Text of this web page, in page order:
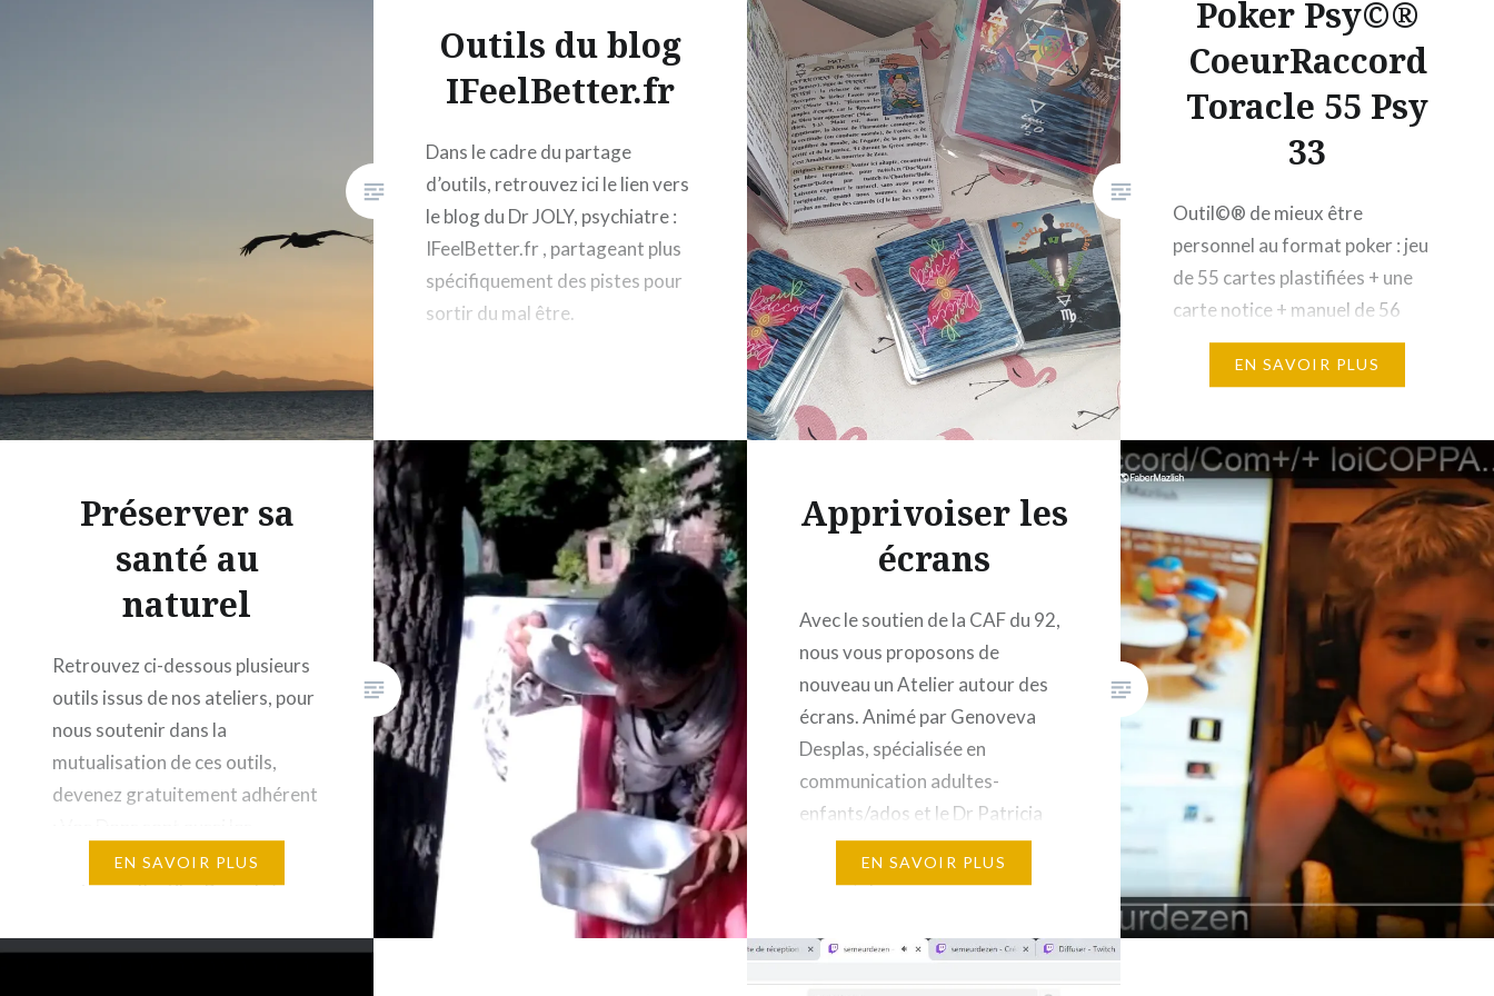
Outils du blog
IFeelBetter.fr
Dans le cadre du partage
d’outils, retrouvez ici le lien vers
le blog du Dr JOLY, psychiatre :
IFeelBetter.fr , partageant plus
spécifiquement des pistes pour
sortir du mal être.
Poker Psy©®
CoeurRaccord
Toracle 55 Psy
33
Outil©® de mieux être
personnel au format poker : jeu
de 55 cartes plastifiées + une
carte notice + manuel de 56
pages (format A5, couleur : une
page par carte de messages
significations, le contexte des
prises de vue, les illustrations
format « mini cartes” intégrées
pour se repérer visuellement,
couverture plastifiée…
EN SAVOIR PLUS
Préserver sa
santé au
naturel
Retrouvez ci-dessous plusieurs
outils issus de nos ateliers, pour
nous soutenir dans la
mutualisation de ces outils,
devenez gratuitement adhérent
bienvenus pour contribuer à nos
partages d’outils : Propulsé par
Food&drink en live sur
EN SAVOIR PLUS
Apprivoiser les
écrans
Avec le soutien de la CAF du 92,
nous vous proposons de
nouveau un Atelier autour des
écrans. Animé par Genoveva
Desplas, spécialisée en
communication adultes-
enfants/ados et le Dr Patricia
Joly, psychiatre, streameuse IRL
comportements déviants en
EN SAVOIR PLUS